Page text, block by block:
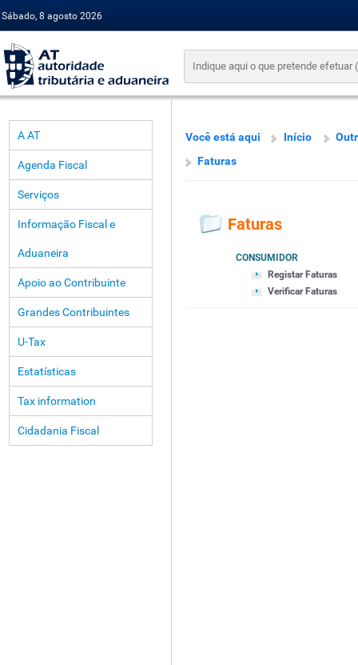
Sábado, 8 agosto 2026
A AT
Agenda Fiscal
Serviços
Informação Fiscal e
Aduaneira
Apoio ao Contribuinte
Grandes Contribuintes
U-Tax
Estatísticas
Tax information
Cidadania Fiscal
Você está aqui Início
Faturas
Faturas
CONSUMIDOR
Registar Faturas
Verificar Faturas